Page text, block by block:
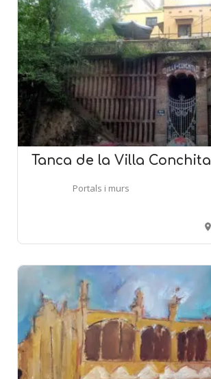
Tanca de la Villa Conchita
Portals i murs